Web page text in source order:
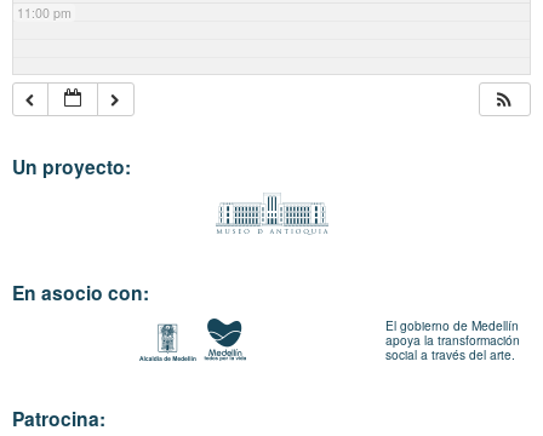
11:00 pm
Un proyecto:
En asocio con:
El gobierno de Medellín
apoya la transformación
social a través del arte.
Patrocina: